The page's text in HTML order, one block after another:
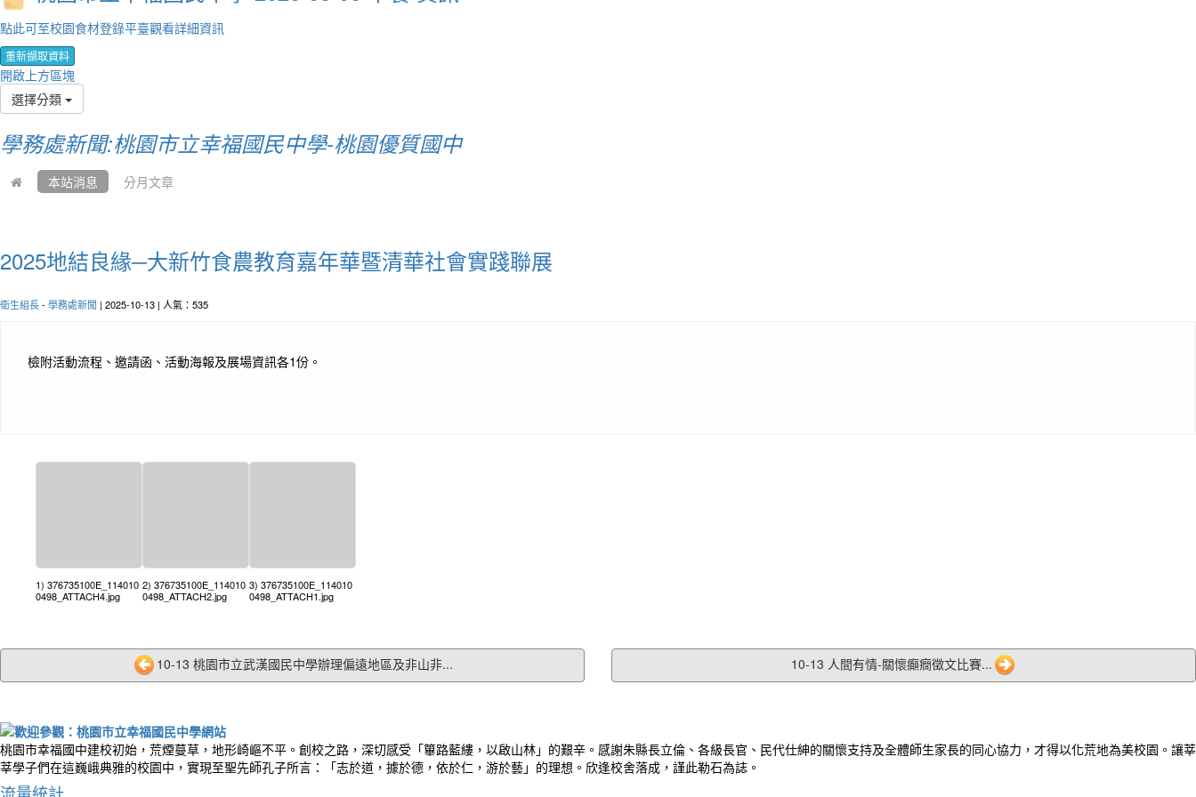
點此可至校園食材登錄平臺觀看詳細資訊
重新擷取資料
開啟上方區塊
選擇分類
學務處新聞:桃園市立幸福國民中學-桃園優質國中
本站消息 分月文章
2025地結良緣─大新竹食農教育嘉年華暨清華社會實踐聯展
衛生組長- 學務處新聞 | 2025-10-13 | 人氣：535
檢附活動流程、邀請函、活動海報及展場資訊各1份。
1) 376735100E_114010
0498_ATTACH4.jpg
2) 376735100E_114010
0498_ATTACH2.jpg
3) 376735100E_114010
0498_ATTACH1.jpg
10-13 桃園市立武漢國民中學辦理偏遠地區及非山非... 10-13 人間有情-關懷癲癇徵文比賽...
桃園市幸福國中建校初始，荒煙蔓草，地形崎嶇不平。創校之路，深切感受「篳路藍縷，以啟山林」的艱辛。感謝朱縣長立倫、各級長官、民代仕紳的關懷支持及全體師生家長的同心協力，才得以化荒地為美校園。讓莘
莘學子們在這巍峨典雅的校園中，實現至聖先師孔子所言：「志於道，據於德，依於仁，游於藝」的理想。欣逢校舍落成，謹此勒石為誌。
流量統計